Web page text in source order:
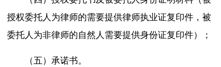
授权委托人为律师的需要提供律师执业证复印件，被
委托人为非律师的自然人需要提供身份证复印件）；
（五）承诺书。